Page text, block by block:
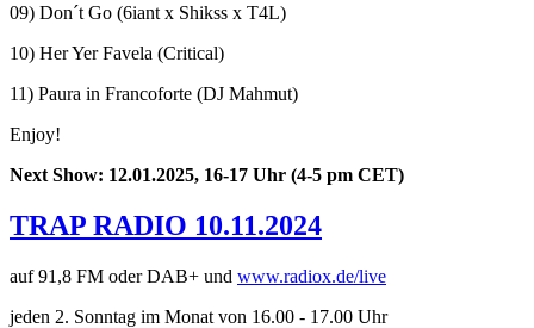
09) Don´t Go (6iant x Shikss x T4L)
10) Her Yer Favela (Critical)
11) Paura in Francoforte (DJ Mahmut)
Enjoy!
Next Show: 12.01.2025, 16-17 Uhr (4-5 pm CET)
TRAP RADIO 10.11.2024
auf 91,8 FM oder DAB+ und www.radiox.de/live
jeden 2. Sonntag im Monat von 16.00 - 17.00 Uhr